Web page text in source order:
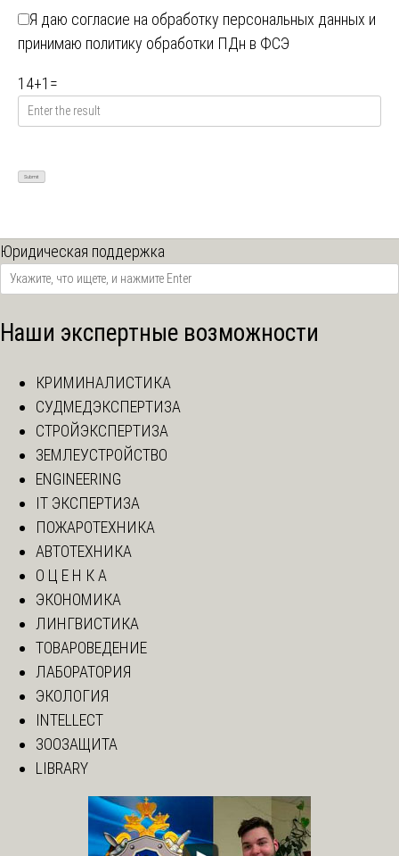
Я даю согласие на обработку персональных данных и
принимаю политику обработки ПДн в ФСЭ
14+1 =
Юридическая поддержка
Наши экспертные возможности
КРИМИНАЛИСТИКА
СУДМЕДЭКСПЕРТИЗА
СТРОЙЭКСПЕРТИЗА
ЗЕМЛЕУСТРОЙСТВО
ENGINEERING
IT ЭКСПЕРТИЗА
ПОЖАРОТЕХНИКА
АВТОТЕХНИКА
О Ц Е Н К А
ЭКОНОМИКА
ЛИНГВИСТИКА
ТОВАРОВЕДЕНИЕ
ЛАБОРАТОРИЯ
ЭКОЛОГИЯ
INTELLECT
ЗООЗАЩИТА
LIBRARY